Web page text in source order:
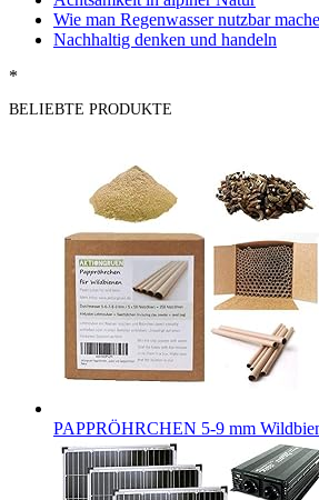
Wie man Regenwasser nutzbar
Nachhaltig denken und handeln
*
BELIEBTE PRODUKTE
PAPPRÖHRCHEN 5-9 mm